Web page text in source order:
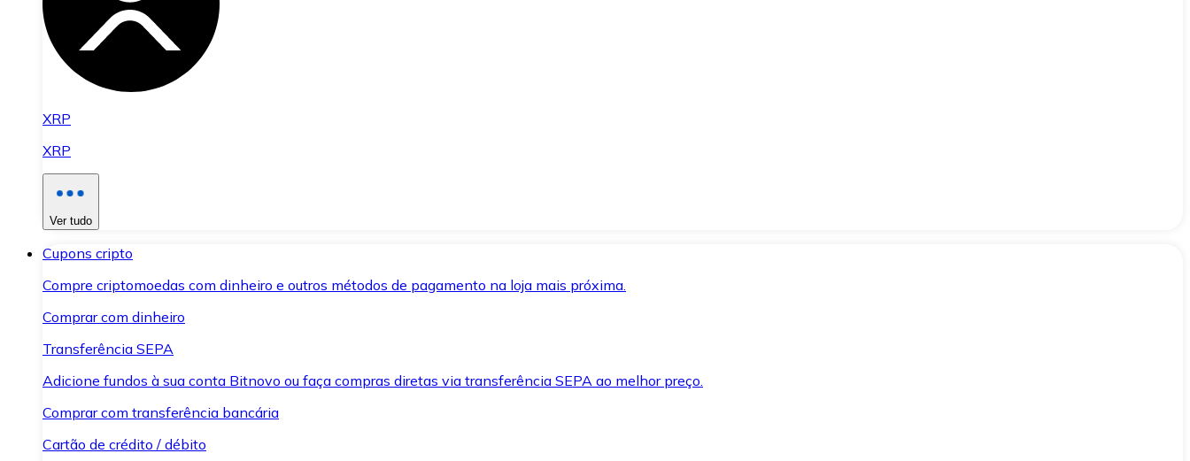
XRP
XRP
Ver tudo
Cupons cripto
Compre criptomoedas com dinheiro e outros métodos de pagamento na loja mais próxima.
Comprar com dinheiro
Transferência SEPA
Adicione fundos à sua conta Bitnovo ou faça compras diretas via transferência SEPA ao melhor preço.
Comprar com transferência bancária
Cartão de crédito / débito